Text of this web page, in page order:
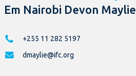
Em Nairobi Devon Maylie
+255 11 282 5197
dmaylie@ifc.org